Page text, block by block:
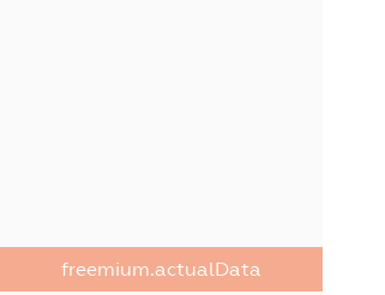
freemium.actualData